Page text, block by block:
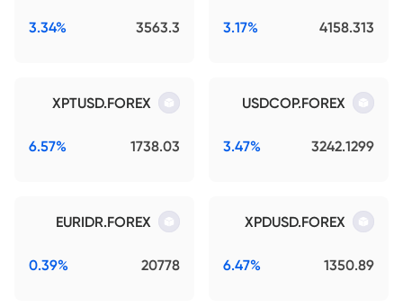
4158.313
3.17%
3563.3
3.34%
USDCOP.FOREX
3242.1299
3.47%
XPTUSD.FOREX
1738.03
6.57%
XPDUSD.FOREX
1350.89
6.47%
EURIDR.FOREX
20778
0.39%